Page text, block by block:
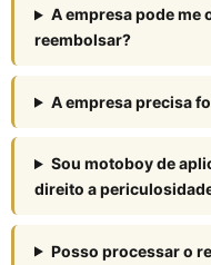
A empresa pode me
reembolsar?
A empresa precisa
Sou motoboy de
direito a
Posso processar o